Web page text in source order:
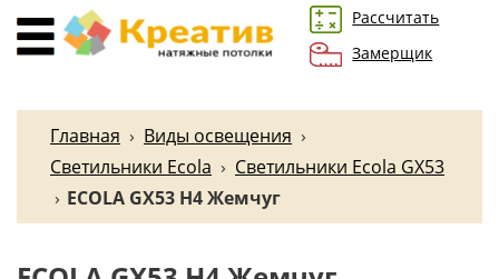
Рассчитать
Замерщик
Главная › Виды освещения ›
Светильники Ecola › Светильники Ecola GX53
› ECOLA GX53 H4 Жемчуг